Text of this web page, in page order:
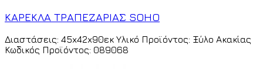
ΚΑΡΕΚΛΑ ΤΡΑΠΕΖΑΡΙΑΣ SOHO
Διαστάσεις: 45x42x90εκ Υλικό Προϊόντος: Ξύλο Ακακίας
Κωδικός Προϊόντος: 089068